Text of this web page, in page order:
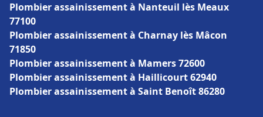
Plombier assainissement à Nanteuil lès Meaux
77100
Plombier assainissement à Charnay lès Mâcon
71850
Plombier assainissement à Mamers 72600
Plombier assainissement à Haillicourt 62940
Plombier assainissement à Saint Benoît 86280